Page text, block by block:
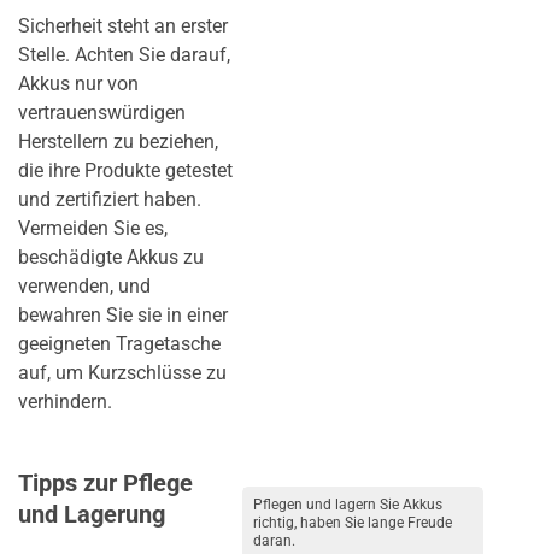
Sicherheit steht an erster
Stelle. Achten Sie darauf,
Akkus nur von
vertrauenswürdigen
Herstellern zu beziehen,
die ihre Produkte getestet
und zertifiziert haben.
Vermeiden Sie es,
beschädigte Akkus zu
verwenden, und
bewahren Sie sie in einer
geeigneten Tragetasche
auf, um Kurzschlüsse zu
verhindern.
Tipps zur Pflege
und Lagerung
Pflegen und lagern Sie Akkus
richtig, haben Sie lange Freude
daran.